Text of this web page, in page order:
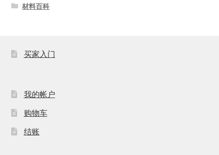
材料百科
买家入门
我的帐户
购物车
结账